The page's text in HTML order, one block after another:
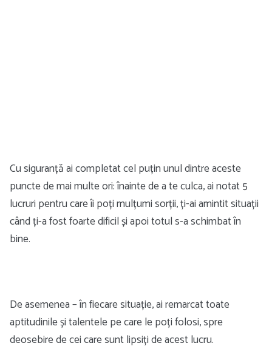
Cu siguranță ai completat cel puțin unul dintre aceste
puncte de mai multe ori: înainte de a te culca, ai notat 5
lucruri pentru care îi poți mulțumi sorții, ți-ai amintit situații
când ți-a fost foarte dificil și apoi totul s-a schimbat în
bine.
De asemenea – în fiecare situație, ai remarcat toate
aptitudinile și talentele pe care le poți folosi, spre
deosebire de cei care sunt lipsiți de acest lucru.